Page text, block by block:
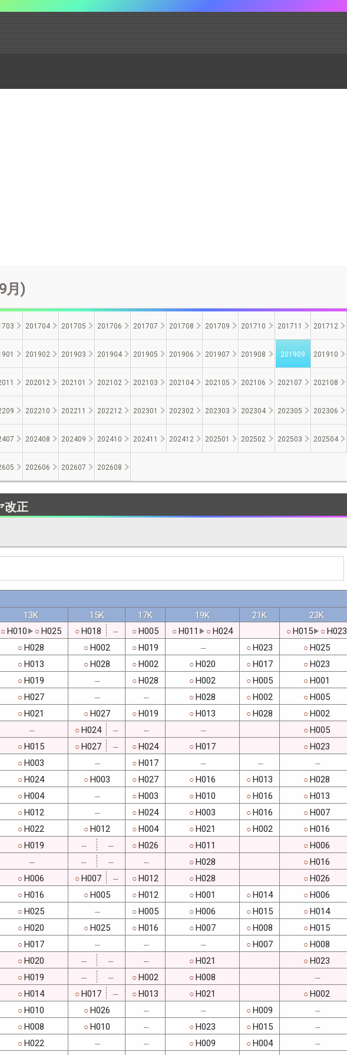
月)
201704 201705 201706 201707 201708 201709 201710 201711 201712
201902 201903 201904 201905 201906 201907 201908 201909 201910
202012 202101 202102 202103 202104 202105 202106 202107 202108
202210 202211 202212 202301 202302 202303 202304 202305 202306
202408 202409 202410 202411 202412 202501 202502 202503 202504
202606 202607 202608
改正
13K 15K 17K 19K 21K
23K
○H010 ○H025 ○H018 ─ ○H005 ○H011 ○H024 ○H015 ○H023
○H028 ○H002 ○H019 ─ ○H023 ○H025
○H013 ○H028 ○H002 ○H020 ○H017 ○H023
○H019 ─ ○H028 ○H002 ○H005 ○H001
○H027 ─ ─ ○H028 ○H002 ○H005
○H021 ○H027 ○H019 ○H013 ○H028 ○H002
─ ○H024 ─ ─ ─ ○H005
○H015 ○H027 ─ ○H024 ○H017 ○H023
○H003 ─ ○H017 ─ ─ ─
○H024 ○H003 ○H027 ○H016 ○H013 ○H028
○H004 ─ ○H003 ○H010 ○H016 ○H013
○H012 ─ ○H024 ○H003 ○H016 ○H007
○H022 ○H012 ○H004 ○H021 ○H002 ○H016
○H019 ─ ─ ○H026 ○H011 ○H006
─ ─ ─ ─ ○H028 ○H016
○H006 ○H007 ─ ○H012 ○H028 ○H026
○H016 ○H005 ○H012 ○H001 ○H014 ○H006
○H025 ─ ○H005 ○H006 ○H015 ○H014
○H020 ○H025 ○H016 ○H007 ○H008 ○H015
○H017 ─ ─ ─ ○H007 ○H008
○H020 ─ ─ ─ ○H021 ○H023
○H019 ─ ─ ○H002 ○H008 ─
○H014 ○H017 ─ ○H013 ○H021 ○H002
○H010 ○H026 ─ ─ ○H009 ─
○H008 ○H010 ─ ○H023 ○H015 ─
○H022 ─ ─ ○H009 ○H004 ─